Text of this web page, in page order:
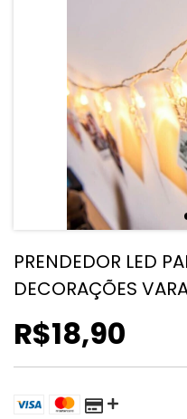
PRENDEDOR LED
DECORAÇÕES
R$18,90